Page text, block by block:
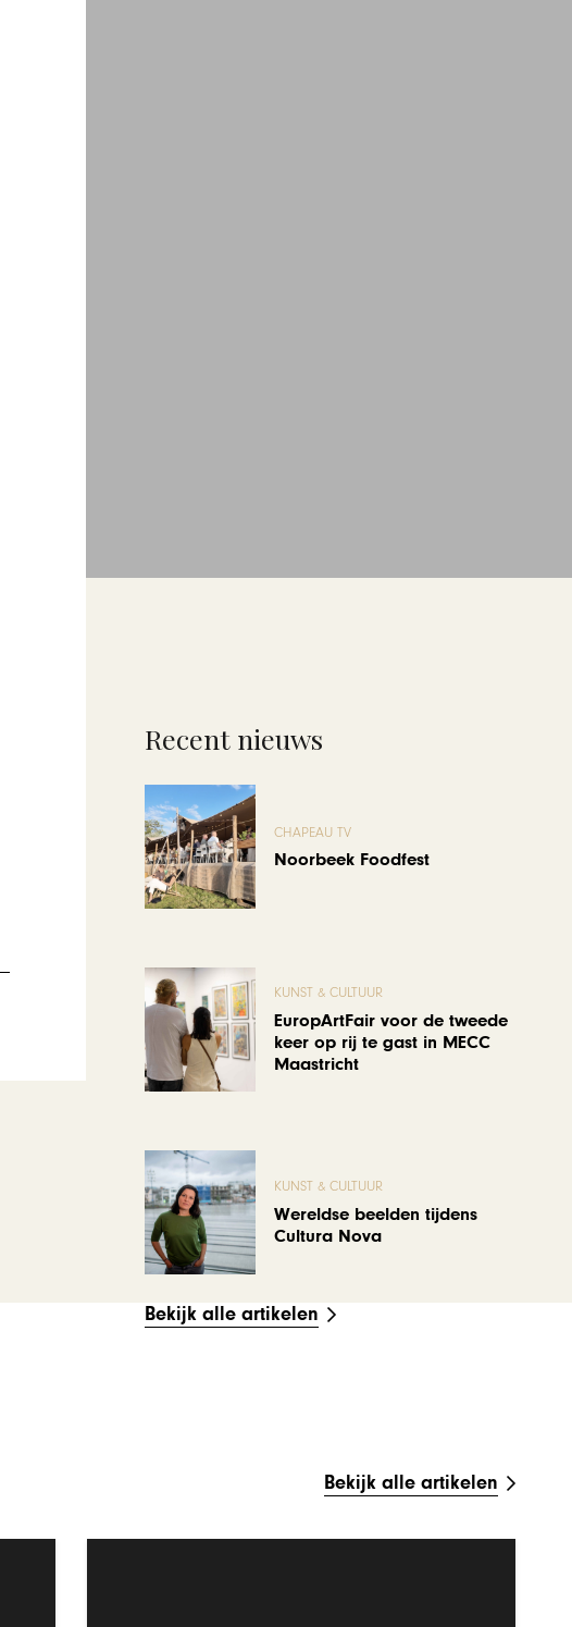
Recent nieuws
CHAPEAU TV
Noorbeek Foodfest
KUNST & CULTUUR
EuropArtFair voor de tweede
keer op rij te gast in MECC
Maastricht
KUNST & CULTUUR
Wereldse beelden tijdens
Cultura Nova
Bekijk alle artikelen
Bekijk alle artikelen